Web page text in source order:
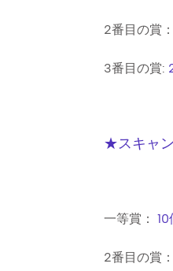
2番目の賞：
3番目の賞:
★スキャ
一等賞：
2番目の賞：